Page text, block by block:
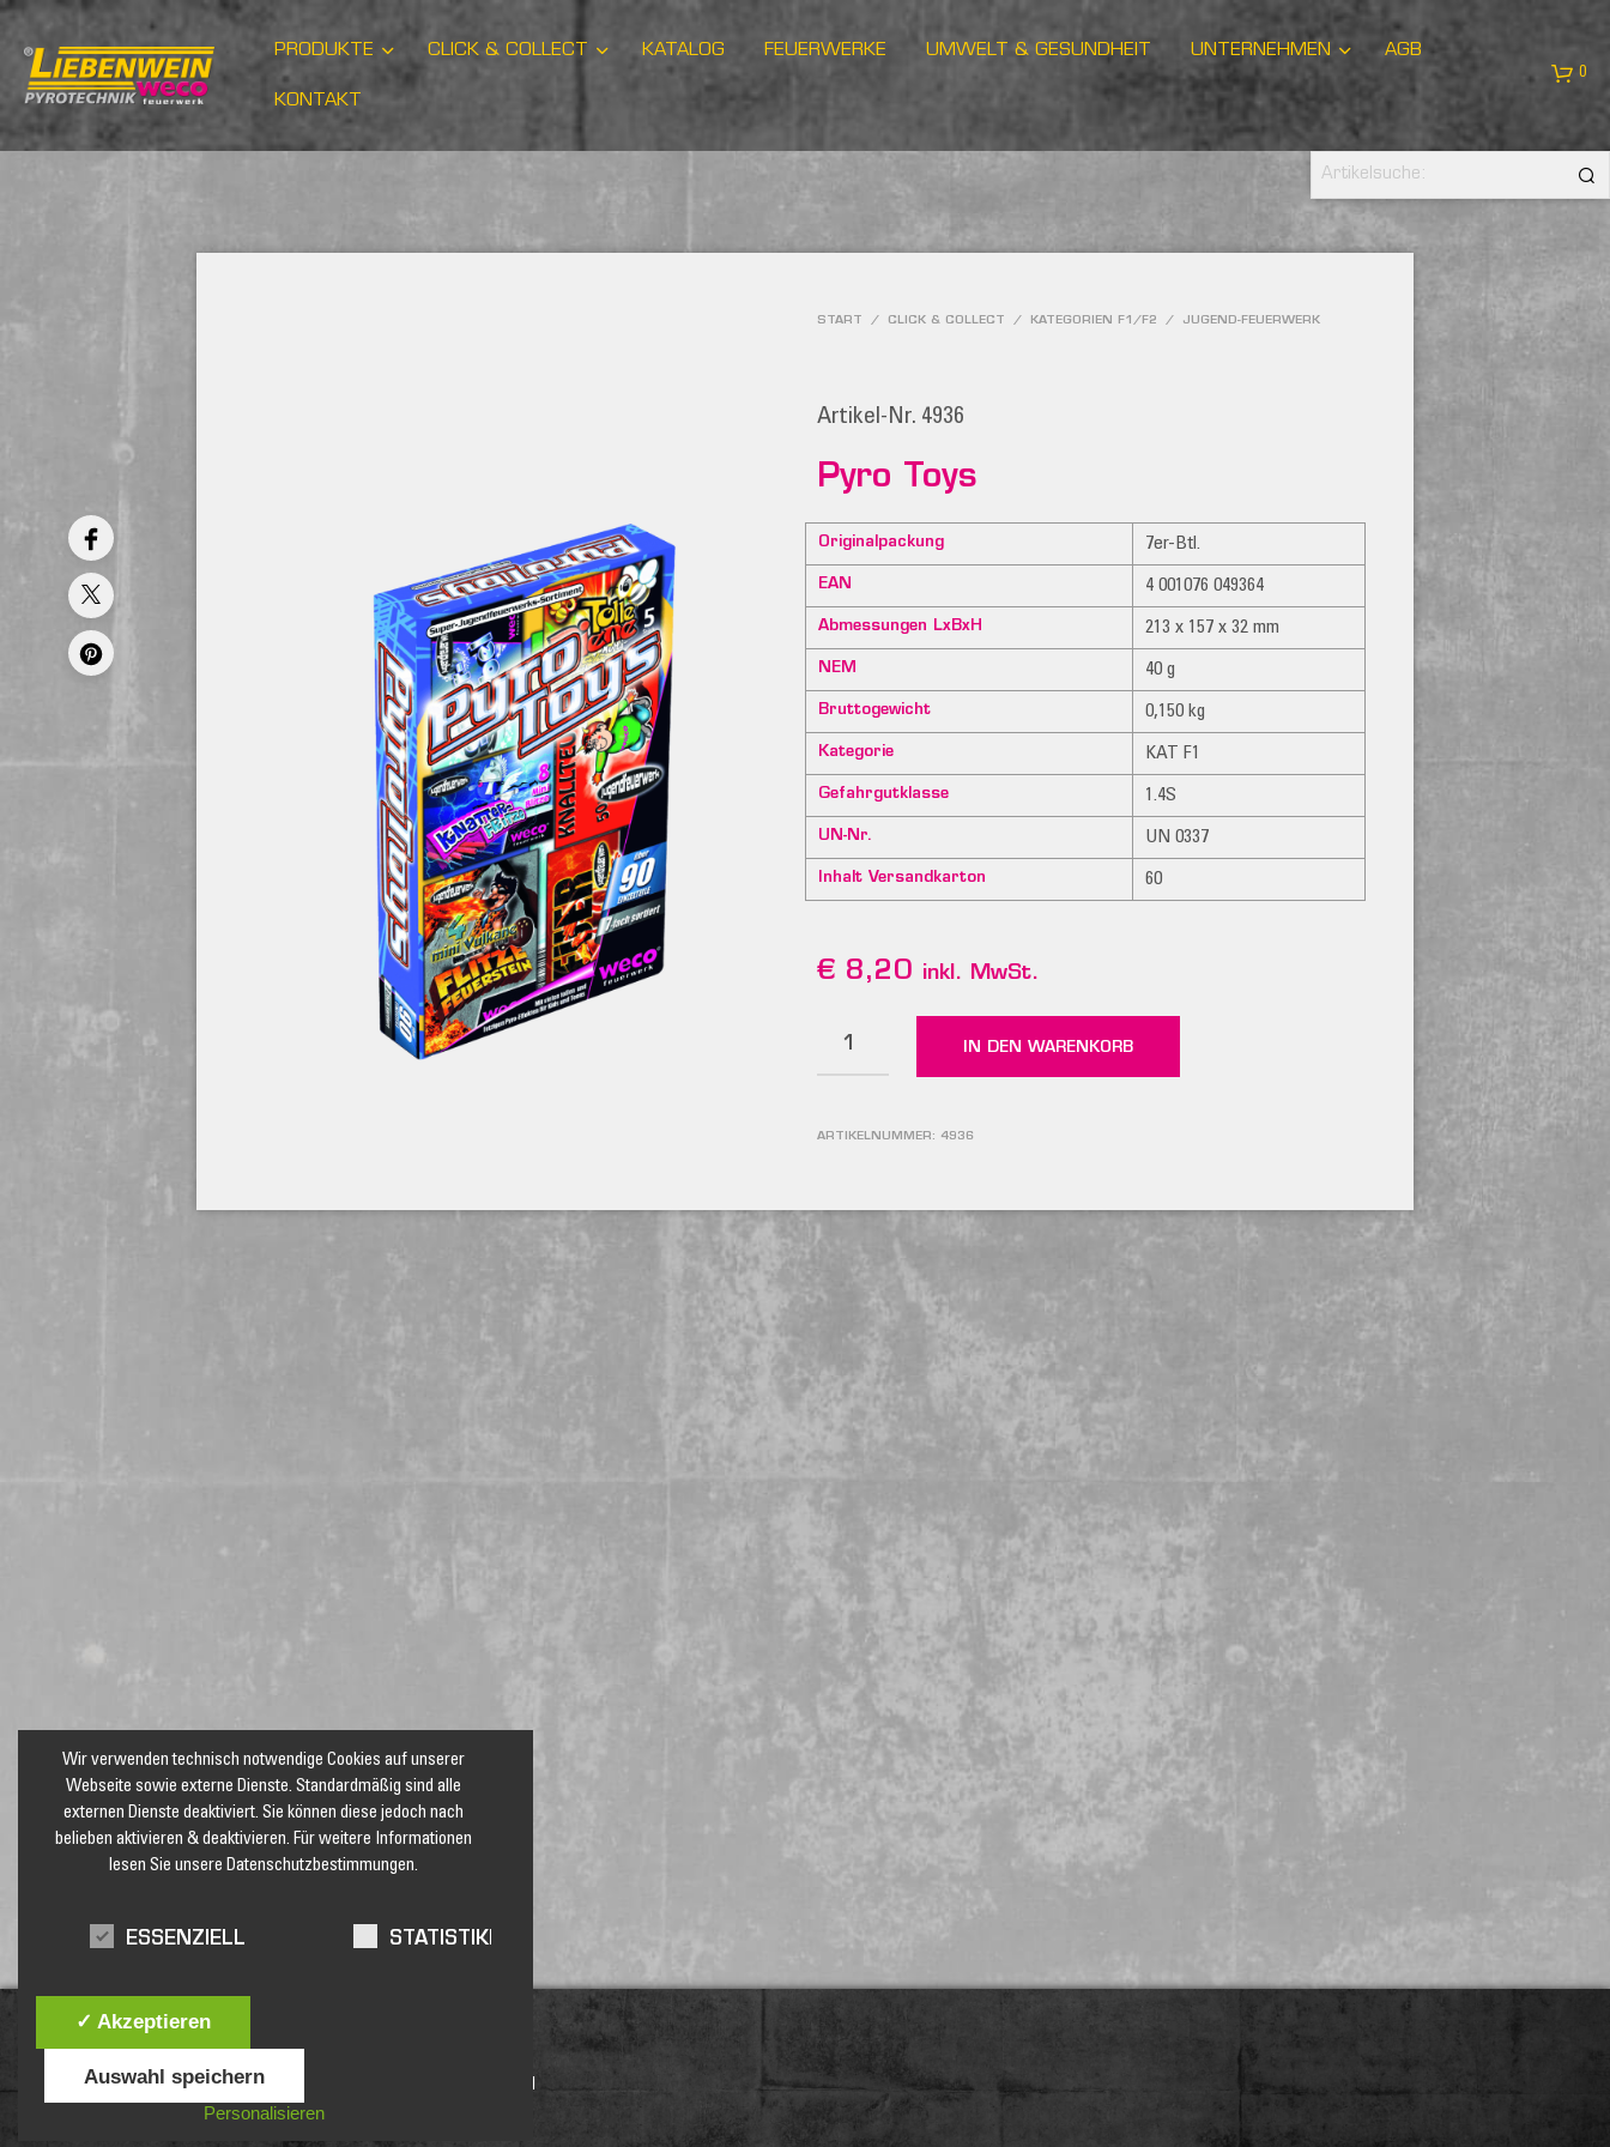
PRODUKTE CLICK & COLLECT KATALOG FEUERWERKE UMWELT & GESUNDHEIT UNTERNEHMEN AGB
KONTAKT
0
START / CLICK & COLLECT / KATEGORIEN F1/F2 / JUGEND-FEUERWERK
Artikel-Nr. 4936
Pyro Toys
Originalpackung 7er-Btl.
EAN 4 001076 049364
Abmessungen LxBxH 213 x 157 x 32 mm
NEM 40 g
Bruttogewicht 0,150 kg
Kategorie KAT F1
Gefahrgutklasse 1.4S
UN-Nr. UN 0337
Inhalt Versandkarton 60
€ 8,20 inkl. MwSt.
IN DEN WARENKORB
ARTIKELNUMMER: 4936
Jetzt unseren Newsletter abonnieren und keine Angebote und
Aktionen mehr verpassen!
Wir verwenden technisch notwendige Cookies auf unserer
Webseite sowie externe Dienste. Standardmäßig sind alle
externen Dienste deaktiviert. Sie können diese jedoch nach
belieben aktivieren & deaktivieren. Für weitere Informationen
lesen Sie unsere Datenschutzbestimmungen.
ESSENZIELL STATISTIKEN
✓ Akzeptieren
Auswahl speichern
Personalisieren